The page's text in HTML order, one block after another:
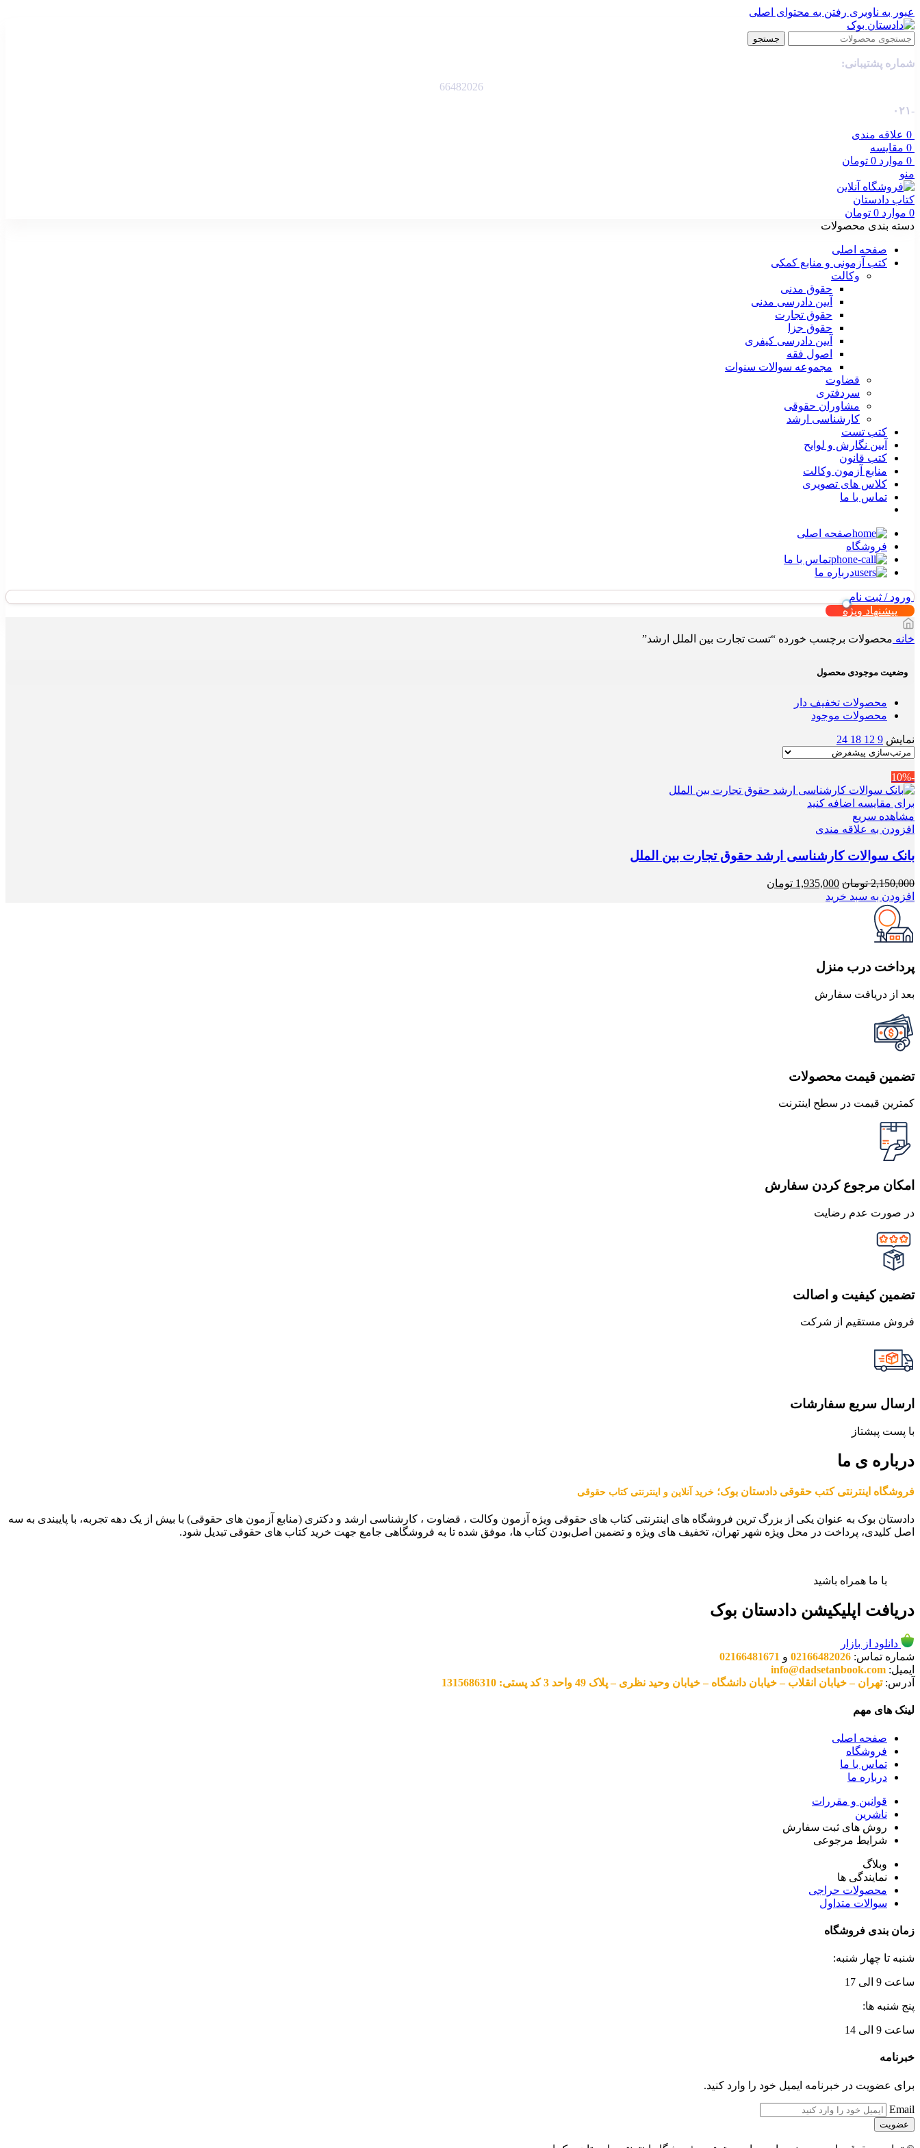
عبور به ناوبری رفتن به محتوای اصلی
جستجو
شماره پشتیبانی:
66482026
-۰۲۱
0 علاقه مندی
0 مقایسه
0 موارد 0 تومان
منو
0 موارد 0 تومان
دسته بندی محصولات
صفحه اصلی
کتب آزمونی و منابع کمکی
وکالت
حقوق مدنی
آیین دادرسی مدنی
حقوق تجارت
حقوق جزا
آیین دادرسی کیفری
اصول فقه
مجموعه سوالات سنوات
قضاوت
سردفتری
مشاوران حقوقی
کارشناسی ارشد
کتب تست
آیین نگارش و لوایح
کتب قانون
منابع آزمون وکالت
کلاس های تصویری
تماس با ما
صفحه اصلی
فروشگاه
تماس با ما
درباره ما
ورود / ثبت نام
پیشنهاد ویژه
خانه محصولات برچسب خورده “تست تجارت بین الملل ارشد”
وضعیت موجودی محصول
محصولات تخفیف دار
محصولات موجود
نمایش 9
12
18
24
-10%
برای مقایسه اضافه کنید
مشاهده سریع
افزودن به علاقه مندی
بانک سوالات کارشناسی ارشد حقوق تجارت بین الملل
2,150,000 تومان قیمت
اصلی
1,935,000 تومان
افزودن به سبد خرید
پرداخت درب منزل
بعد از دریافت سفارش
تضمین قیمت محصولات
کمترین قیمت در سطح اینترنت
امکان مرجوع کردن سفارش
در صورت عدم رضایت
تضمین کیفیت و اصالت
فروش مستقیم از شرکت
ارسال سریع سفارشات
با پست پیشتاز
درباره ی ما
فروشگاه اینترنتی کتب حقوقی دادستان بوک؛ خرید آنلاین و اینترنتی کتاب حقوقی
دادستان بوک به عنوان یکی از بزرگ ترین فروشگاه های اینترنتی کتاب های حقوقی ویژه آزمون وکالت ، قضاوت ، کارشناسی ارشد و دکتری (منابع آزمون های حقوقی) با بیش از یک دهه تجربه، با پایبندی به سه
اصل کلیدی، پرداخت در محل ویژه شهر تهران، تخفیف های ویژه و تضمین اصل‌بودن کتاب ها، موفق شده تا به فروشگاهی جامع جهت خرید کتاب های حقوقی تبدیل شود.
با ما همراه باشید
دریافت اپلیکیشن دادستان بوک
دانلود از بازار
شماره تماس: 02166482026 و 02166481671
ایمیل: info@dadsetanbook.com
آدرس:تهران – خیابان انقلاب – خیابان دانشگاه – خیابان وحید نظری – پلاک 49 واحد 3 کد پستی: 1315686310
لینک های مهم
صفحه اصلی
فروشگاه
تماس با ما
درباره ما
قوانین و مقررات
ناشرین
روش های ثبت سفارش
شرایط مرجوعی
وبلاگ
نمایندگی ها
محصولات حراجی
سوالات متداول
زمان بندی فروشگاه
شنبه تا چهار شنبه:
ساعت 9 الی 17
پنج شنبه ها:
ساعت 9 الی 14
خبرنامه
برای عضویت در خبرنامه ایمیل خود را وارد کنید.
Email